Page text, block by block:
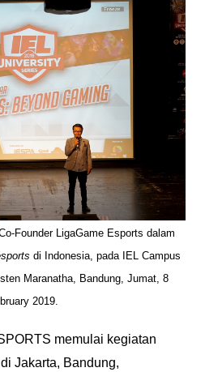
Founder LigaGame Esports dalam
di Indonesia, pada IEL Campus
Maranatha, Bandung, Jumat, 8
2019.
memulai kegiatan
Jakarta, Bandung,